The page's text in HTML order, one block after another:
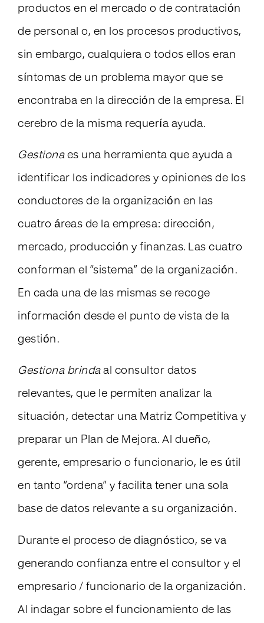
productos en el mercado o de contratación
de personal o, en los procesos productivos,
sin embargo, cualquiera o todos ellos eran
síntomas de un problema mayor que se
encontraba en la dirección de la empresa. El
cerebro de la misma requería ayuda.
Gestiona es una herramienta que ayuda a
identificar los indicadores y opiniones de los
conductores de la organización en las
cuatro áreas de la empresa: dirección,
mercado, producción y finanzas. Las cuatro
conforman el “sistema” de la organización.
En cada una de las mismas se recoge
información desde el punto de vista de la
gestión.
Gestiona brinda al consultor datos
relevantes, que le permiten analizar la
situación, detectar una Matriz Competitiva y
preparar un Plan de Mejora. Al dueño,
gerente, empresario o funcionario, le es útil
en tanto “ordena” y facilita tener una sola
base de datos relevante a su organización.
Durante el proceso de diagnóstico, se va
generando confianza entre el consultor y el
empresario / funcionario de la organización.
Al indagar sobre el funcionamiento de las